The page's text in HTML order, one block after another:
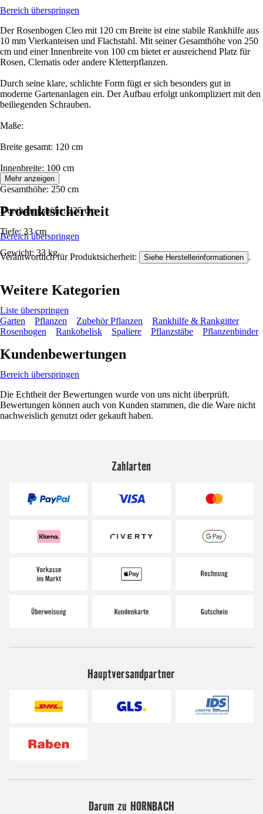
Bereich überspringen
Der Rosenbogen Cleo mit 120 cm Breite ist eine stabile Rankhilfe aus
10 mm Vierkanteisen und Flachstahl. Mit seiner Gesamthöhe von 250
cm und einer Innenbreite von 100 cm bietet er ausreichend Platz für
Rosen, Clematis oder andere Kletterpflanzen.
Durch seine klare, schlichte Form fügt er sich besonders gut in
moderne Gartenanlagen ein. Der Aufbau erfolgt unkompliziert mit den
beiliegenden Schrauben.
Maße:
Breite gesamt: 120 cm
Innenbreite: 100 cm
Gesamthöhe: 250 cm
Durchgangshöhe: 225 cm
Tiefe: 33 cm
Gewicht: 33 kg
Mehr anzeigen
Produktsicherheit
Bereich überspringen
Verantwortlich für Produktsicherheit: Siehe Herstellerinformationen .
Weitere Kategorien
Liste überspringen
Garten
Pflanzen Zubehör Pflanzen
Rankhilfe & Rankgitter
Rosenbogen
Rankobelisk Spaliere Pflanzstäbe Pflanzenbinder
Kundenbewertungen
Bereich überspringen
Die Echtheit der Bewertungen wurde von uns nicht überprüft.
Bewertungen können auch von Kunden stammen, die die Ware nicht
nachweislich genutzt oder gekauft haben.
Zahlarten
Hauptversandpartner
Darum zu HORNBACH